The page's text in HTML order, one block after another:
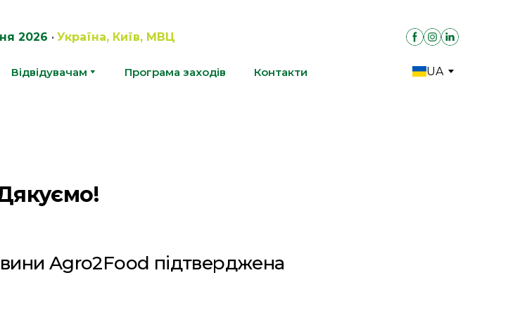
2026 •Україна, Київ, МВЦ
Відвідувачам Програма заходів Контакти UA
Agro2Food підтверджена